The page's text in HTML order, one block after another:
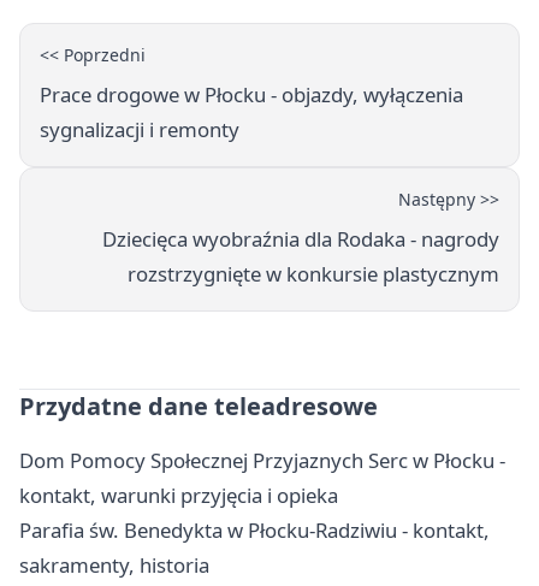
<< Poprzedni
Prace drogowe w Płocku - objazdy, wyłączenia
sygnalizacji i remonty
Następny >>
Dziecięca wyobraźnia dla Rodaka - nagrody
rozstrzygnięte w konkursie plastycznym
Przydatne dane teleadresowe
Dom Pomocy Społecznej Przyjaznych Serc w Płocku -
kontakt, warunki przyjęcia i opieka
Parafia św. Benedykta w Płocku-Radziwiu - kontakt,
sakramenty, historia